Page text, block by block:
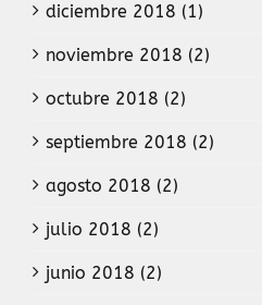
diciembre 2018 (1)
noviembre 2018 (2)
octubre 2018 (2)
septiembre 2018 (2)
agosto 2018 (2)
julio 2018 (2)
junio 2018 (2)